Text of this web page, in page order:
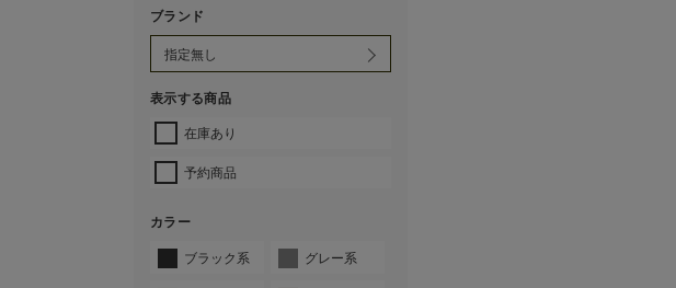
ブランド
表示する商品
在庫あり
予約商品
カラー
ブラック系 グレー系